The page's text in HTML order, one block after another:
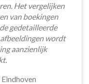
Het vergelijken
van boekingen
gedetailleerde
wordt
aanzienlijk
Eindhoven